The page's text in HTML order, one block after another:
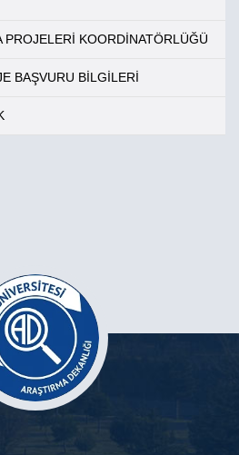
PROJELERİ KOORDİNATÖRLÜĞÜ
BAŞVURU BİLGİLERİ